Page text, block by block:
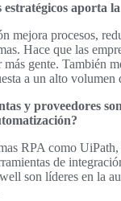
estratégicos aporta
mejora procesos,
Hace que las
más gente. También
a un alto volumen
y proveedores
RPA como
de
son líderes en la